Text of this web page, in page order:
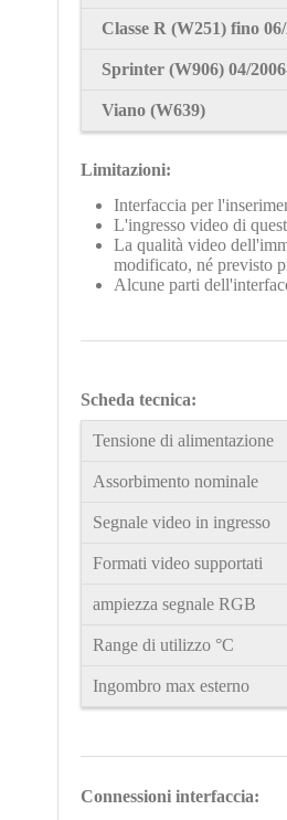
Classe R (W251) fino
Sprinter (W906) 04/
Viano (W639)
Limitazioni:
Interfaccia per
L'ingresso video di
La qualità video
modificato, né previsto
Alcune parti
Scheda tecnica:
Tensione di alimentazione
Assorbimento nominale
Segnale video in ingresso
Formati video supportati
ampiezza segnale RGB
Range di utilizzo °C
Ingombro max esterno
Connessioni interfaccia: